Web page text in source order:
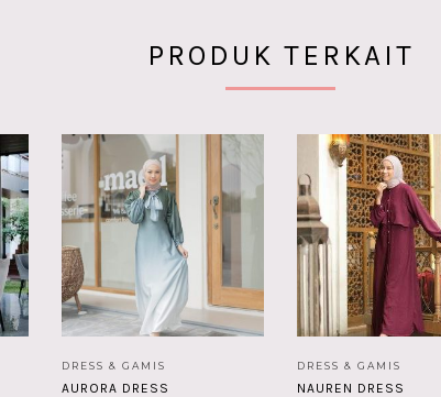
PRODUK TERKAIT
DRESS & GAMIS
AURORA DRESS
DRESS & GAMIS
NAUREN DRESS